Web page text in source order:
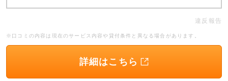
違反報告
※口コミの内容は現在のサービス内容や貸付条件と異なる場合があります。
詳細はこちら